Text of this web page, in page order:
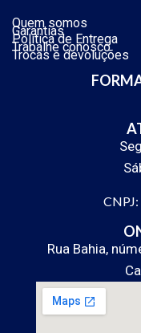
Quem somos
Garantias
Política de Entrega
Trabalhe conosco
Trocas e devoluções
Rua Bahia,